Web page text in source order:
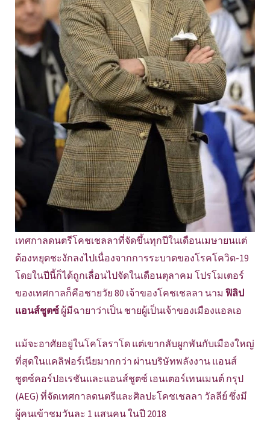
เทศกาลดนตรีโคชเชลลาที่จัดขึ้นทุกปีในเดือนเมษายนแต่
ต้องหยุดชะงักลงไปเนื่องจากการระบาดของโรคโควิด-19
โดยในปีนี้ก็ได้ถูกเลื่อนไปจัดในเดือนตุลาคม โปรโมเตอร์
ของเทศกาลก็คือชายวัย 80 เจ้าของโคชเชลลา นาม ฟิลิป
แอนส์ชูตซ์ ผู้มีฉายาว่าเป็น ชายผู้เป็นเจ้าของเมืองแอลเอ
แม้จะอาศัยอยู่ในโคโลราโด แต่เขากลับผูกพันกับเมืองใหญ่
ที่สุดในแคลิฟอร์เนียมากกว่า ผ่านบริษัทพลังงาน แอนส์
ชูตซ์คอร์ปอเรชันและแอนส์ชูตซ์ เอนเตอร์เทนเมนต์ กรุป
(AEG) ที่จัดเทศกาลดนตรีและศิลปะโคชเชลลา วัลลีย์ ซึ่งมี
ผู้คนเข้าชมวันละ 1 แสนคน ในปี 2018